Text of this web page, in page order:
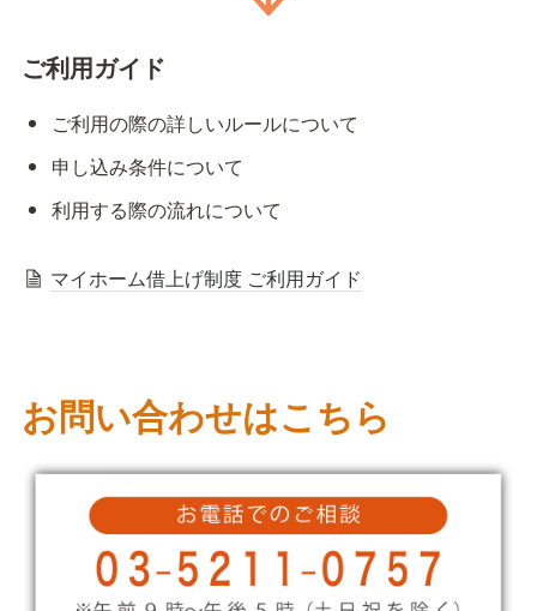
ご利用ガイド
ご利用の際の詳しいルールについて
申し込み条件について
利用する際の流れについて
マイホーム借上げ制度 ご利用ガイド
お問い合わせはこちら